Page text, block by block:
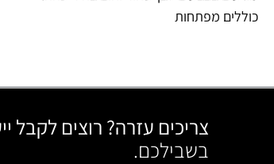
כוללים מפתחות
צריכים עזרה? רוצים לקבל
בשבילכם.